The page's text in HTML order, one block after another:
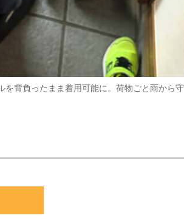
背負ったまま着用可能に。荷物ごと雨から守